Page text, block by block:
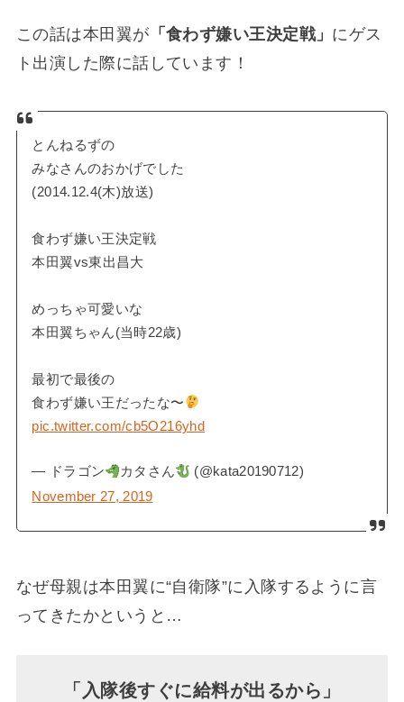
この話は本田翼が 「食わず嫌い王決定戦」 にゲス
ト出演した際に話しています！
とんねるずの
みなさんのおかげでした
(2014.12.4(木)放送)
食わず嫌い王決定戦
本田翼vs東出昌大
めっちゃ可愛いな
本田翼ちゃん(当時22歳)
最初で最後の
食わず嫌い王だったな〜
pic.twitter.com/cb5O216yhd
— ドラゴン カタさん
(@kata20190712)
November 27, 2019
なぜ母親は本田翼に“自衛隊”に入隊するように言
ってきたかというと…
「入隊後すぐに給料が出るから」